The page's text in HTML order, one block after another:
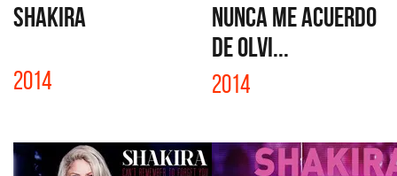
SHAKIRA
2014
NUNCA ME ACUERDO
DE OLVI...
2014